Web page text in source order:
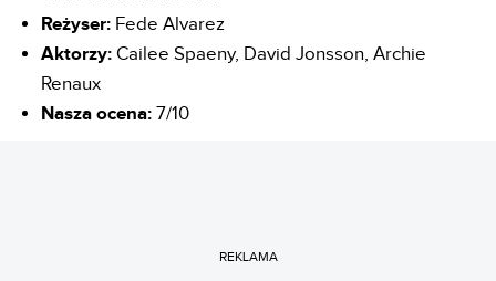
Reżyser: Fede Alvarez
Aktorzy: Cailee Spaeny, David Jonsson, Archie
Renaux
Nasza ocena: 7/10
REKLAMA